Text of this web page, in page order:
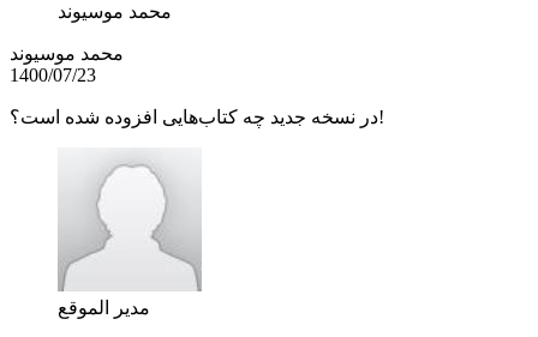
محمد موسیوند
محمد موسیوند
1400/07/23
در نسخه جدید چه کتاب‌هایی افزوده شده است؟!
مدير الموقع